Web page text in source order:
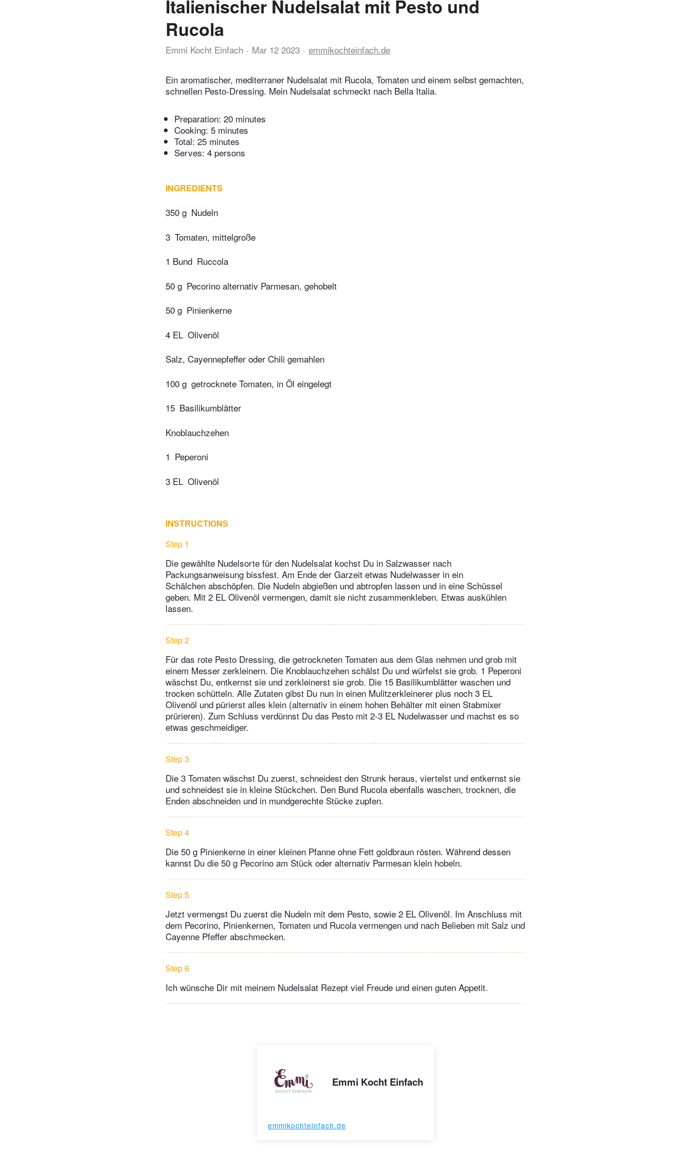
Italienischer Nudelsalat mit Pesto und
Rucola
Emmi Kocht Einfach Mar 12 2023 emmikochteinfach.de
Ein aromatischer, mediterraner Nudelsalat mit Rucola, Tomaten und einem selbst gemachten,
schnellen Pesto-Dressing. Mein Nudelsalat schmeckt nach Bella Italia.
Preparation: 20 minutes
Cooking: 5 minutes
Total: 25 minutes
Serves: 4 persons
INGREDIENTS
350 g Nudeln
3 Tomaten, mittelgroße
1 Bund Ruccola
50 g Pecorino alternativ Parmesan, gehobelt
50 g Pinienkerne
4 EL Olivenöl
Salz, Cayennepfeffer oder Chili gemahlen
100 g getrocknete Tomaten, in Öl eingelegt
15 Basilikumblätter
Knoblauchzehen
1 Peperoni
3 EL Olivenöl
INSTRUCTIONS
Step 1
Die gewählte Nudelsorte für den Nudelsalat kochst Du in Salzwasser nach
Packungsanweisung bissfest. Am Ende der Garzeit etwas Nudelwasser in ein
Schälchen abschöpfen. Die Nudeln abgießen und abtropfen lassen und in eine Schüssel
geben. Mit 2 EL Olivenöl vermengen, damit sie nicht zusammenkleben. Etwas auskühlen
lassen.
Step 2
Für das rote Pesto Dressing, die getrockneten Tomaten aus dem Glas nehmen und grob mit
einem Messer zerkleinern. Die Knoblauchzehen schälst Du und würfelst sie grob. 1 Peperoni
wäschst Du, entkernst sie und zerkleinerst sie grob. Die 15 Basilikumblätter waschen und
trocken schütteln. Alle Zutaten gibst Du nun in einen Mulitzerkleinerer plus noch 3 EL
Olivenöl und pürierst alles klein (alternativ in einem hohen Behälter mit einen Stabmixer
prürieren). Zum Schluss verdünnst Du das Pesto mit 2-3 EL Nudelwasser und machst es so
etwas geschmeidiger.
Step 3
Die 3 Tomaten wäschst Du zuerst, schneidest den Strunk heraus, viertelst und entkernst sie
und schneidest sie in kleine Stückchen. Den Bund Rucola ebenfalls waschen, trocknen, die
Enden abschneiden und in mundgerechte Stücke zupfen.
Step 4
Die 50 g Pinienkerne in einer kleinen Pfanne ohne Fett goldbraun rösten. Während dessen
kannst Du die 50 g Pecorino am Stück oder alternativ Parmesan klein hobeln.
Step 5
Jetzt vermengst Du zuerst die Nudeln mit dem Pesto, sowie 2 EL Olivenöl. Im Anschluss mit
dem Pecorino, Pinienkernen, Tomaten und Rucola vermengen und nach Belieben mit Salz und
Cayenne Pfeffer abschmecken.
Step 6
Ich wünsche Dir mit meinem Nudelsalat Rezept viel Freude und einen guten Appetit.
Emmi Kocht Einfach
emmikochteinfach.de